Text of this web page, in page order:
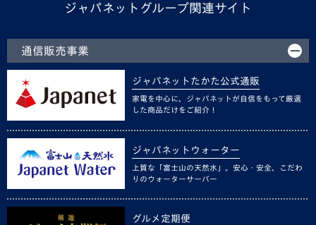
ジャパネットグループ関連サイト
通信販売事業
ジャパネットたかた公式通販
家電を中心に、ジャパネットが自信をもって厳選
した商品だけをご紹介！
ジャパネットウォーター
上質な「富士山の天然水」。安心・安全、こだわ
りのウォーターサーバー
グルメ定期便